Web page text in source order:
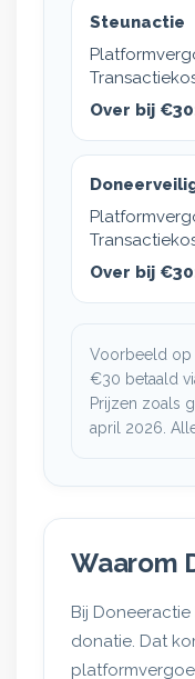
Steunactie
Over bij
Over bij
Voorbeeld op
€30 betaald
Prijzen zoals
april 2026.
Waarom
Bij
donatie. Dat